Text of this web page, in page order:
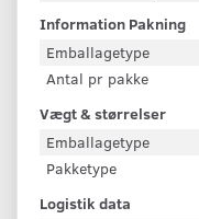
Information Pakning
Emballagetype
Antal pr pakke
Vægt & størrelser
Emballagetype
Pakketype
Logistik data